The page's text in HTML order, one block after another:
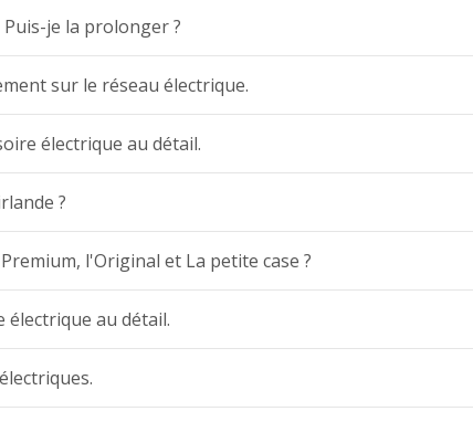
Puis-je la prolonger ?
sur le réseau électrique.
électrique au détail.
?
l'Original et La petite case ?
électrique au détail.